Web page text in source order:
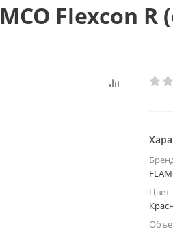
Flexcon R
Цвет